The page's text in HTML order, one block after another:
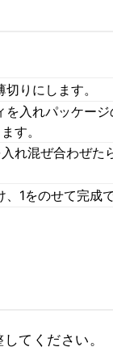
りにします。
入れパッケー
す。
れ混ぜ合わぜた
1をのせて完成で
てください。